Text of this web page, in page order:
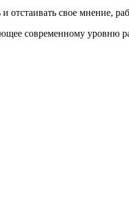
отстаивать свое мнение,
современному уровню